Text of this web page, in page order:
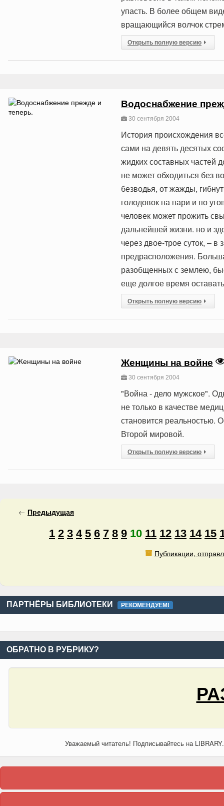
упасть. В более общем
вращающийся волчок
Открыть полную версию
Водоснабжение
30 сентября 2004
История происхождения
сами на девять десятых
жидких составных частей
не может обходиться без
безводья, от жажды,
голодовок на пари и по
человек может прожить
дальнейшей жизни. но и
через двое-трое суток, –
предрасположения.
разобщенных с землею,
еще долгое время
Открыть полную версию
Женщины на войне
30 сентября 2004
"Война - дело мужское".
не только в качестве
становится реальностью.
Второй мировой.
Открыть полную версию
← Предыдущая
1 2 3 4 5 6 7 8 9 10 11 12 13 14 15
Публикации,
ПАРТНЁРЫ БИБЛИОТЕКИ РЕКОМЕНДУЕМ!
ОБРАТНО В РУБРИКУ?
Уважаемый читатель! Подписывайтесь на